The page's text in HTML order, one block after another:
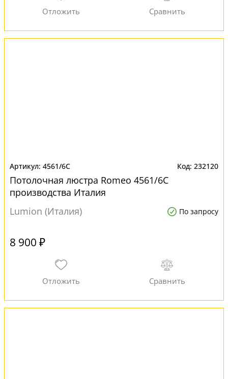
4561/6C 232120
Потолочная люстра Romeo 4561/6C
производства Италия
Lumion (Италия)
По запросу
8 900 ₽